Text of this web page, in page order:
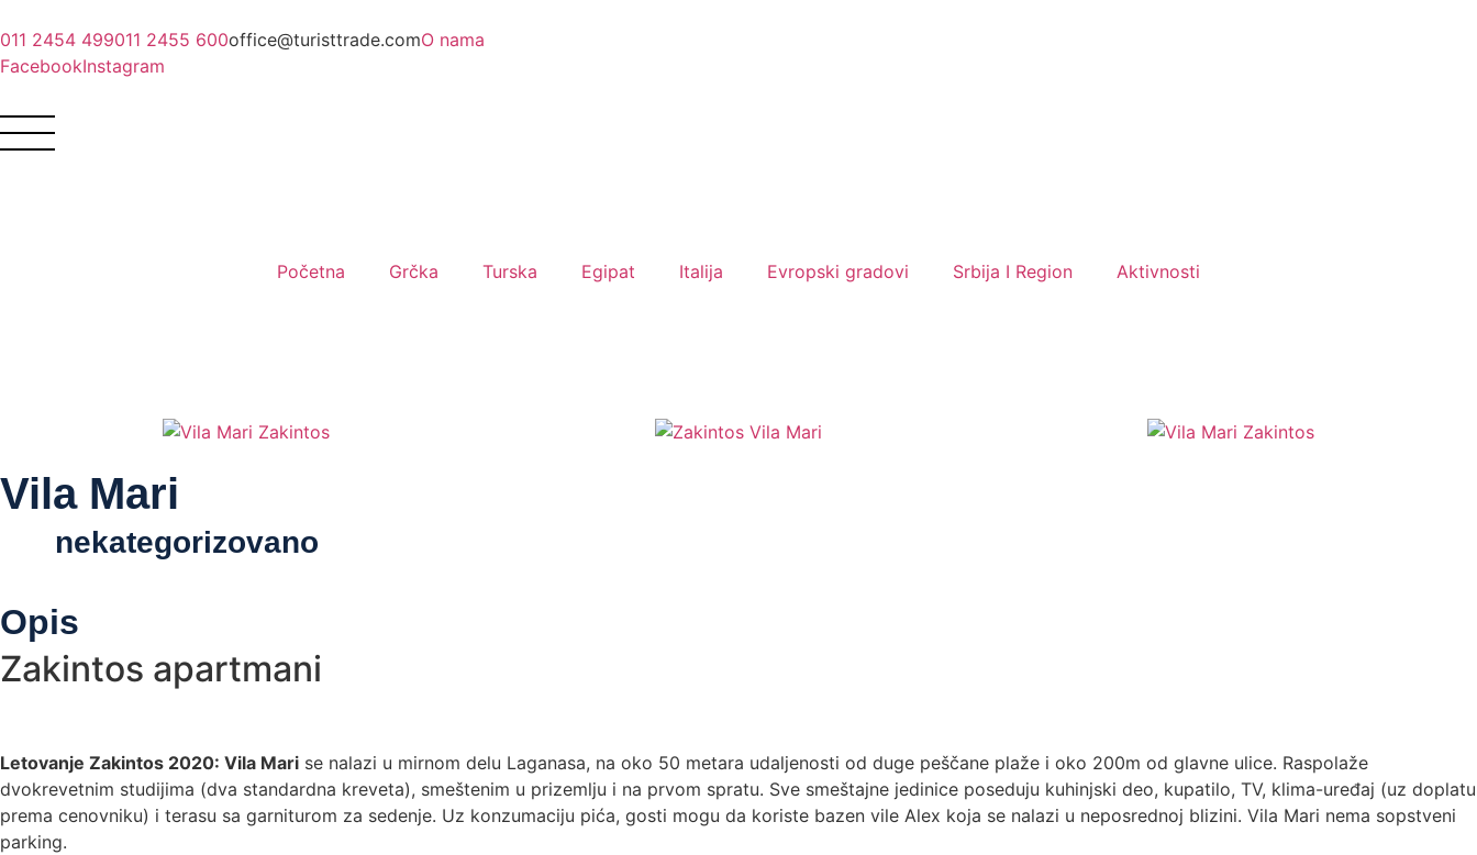
011 2454 499011 2455 600office@turisttrade.comO nama
FacebookInstagram
Početna Grčka Turska Egipat Italija Evropski gradovi Srbija I Region Aktivnosti
Vila Mari
nekategorizovano
Opis
Zakintos apartmani
Letovanje Zakintos 2020: Vila Mari se nalazi u mirnom delu Laganasa, na oko 50 metara udaljenosti od duge peščane plaže i oko 200m od glavne ulice. Raspolaže
dvokrevetnim studijima (dva standardna kreveta), smeštenim u prizemlju i na prvom spratu. Sve smeštajne jedinice poseduju kuhinjski deo, kupatilo, TV, klima-uređaj (uz doplatu
prema cenovniku) i terasu sa garniturom za sedenje. Uz konzumaciju pića, gosti mogu da koriste bazen vile Alex koja se nalazi u neposrednoj blizini. Vila Mari nema sopstveni
parking.